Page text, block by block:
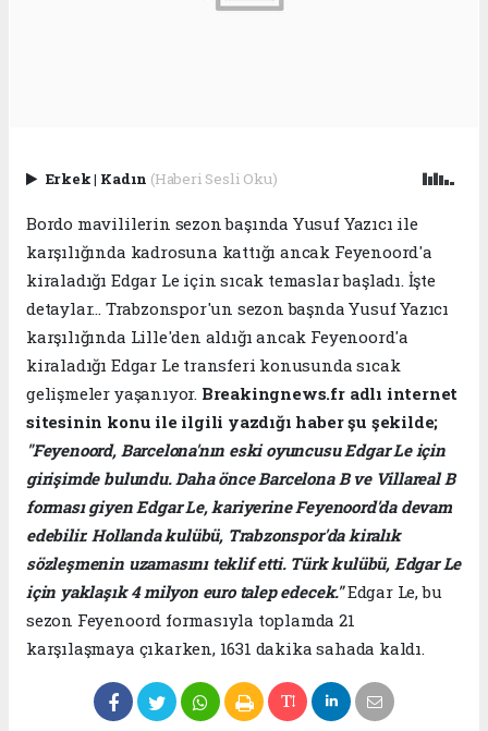
Erkek| Kadın (Haberi Sesli Oku)
Bordo mavililerin sezon başında Yusuf Yazıcı ile
karşılığında kadrosuna kattığı ancak Feyenoord'a
kiraladığı Edgar Le için sıcak temaslar başladı. İşte
detaylar... Trabzonspor'un sezon başnda Yusuf Yazıcı
karşılığında Lille'den aldığı ancak Feyenoord'a
kiraladığı Edgar Le transferi konusunda sıcak
gelişmeler yaşanıyor. Breakingnews.fr adlı internet
sitesinin konu ile ilgili yazdığı haber şu şekilde;
"Feyenoord, Barcelona'nın eski oyuncusu Edgar Le için
girişimde bulundu. Daha önce Barcelona B ve Villareal B
forması giyen Edgar Le, kariyerine Feyenoord'da devam
edebilir. Hollanda kulübü, Trabzonspor'da kiralık
sözleşmenin uzamasını teklif etti. Türk kulübü, Edgar Le
için yaklaşık 4 milyon euro talep edecek."Edgar Le, bu
sezon Feyenoord formasıyla toplamda 21
karşılaşmaya çıkarken, 1631 dakika sahada kaldı.